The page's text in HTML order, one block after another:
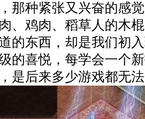
那种紧张又兴奋的感
、鸡肉、稻草人的木
的东西，却是我们初
的喜悦，每学会一个
是后来多少游戏都无